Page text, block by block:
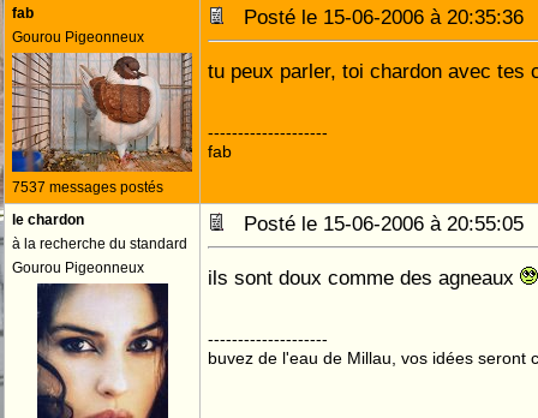
fab
Gourou Pigeonneux
7537 messages postés
Posté le 15-06-2006 à
tu peux parler, toi chardon avec tes
--------------------
fab
le chardon
à la recherche du standard
Gourou Pigeonneux
Posté le 15-06-2006 à
ils sont doux comme des agneaux
--------------------
buvez de l'eau de Millau, vos idées seront